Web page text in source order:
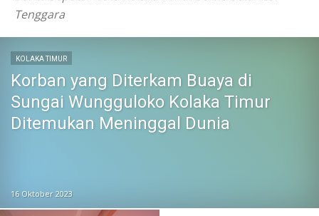
Tenggara
KOLAKA TIMUR
Korban yang Diterkam Buaya di
Sungai Wungguloko Kolaka Timur
Ditemukan Meninggal Dunia
16 Oktober 2023